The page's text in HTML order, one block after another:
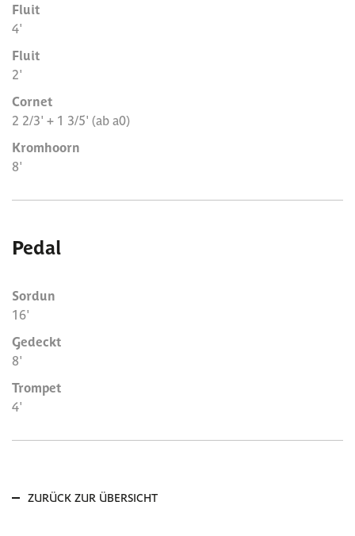
Fluit
4'
Fluit
2'
Cornet
2 2/3' + 1 3/5' (ab a0)
Kromhoorn
8'
Pedal
Sordun
16'
Gedeckt
8'
Trompet
4'
ZURÜCK ZUR ÜBERSICHT